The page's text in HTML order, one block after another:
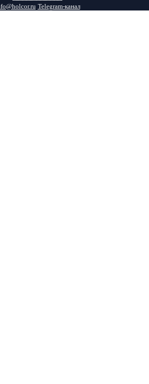
Telegram-канал